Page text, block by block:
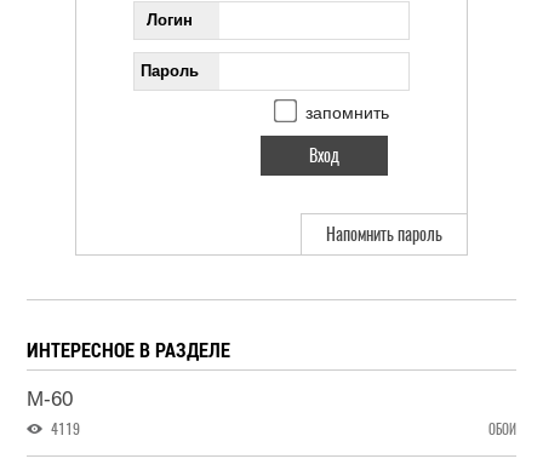
Логин
Пароль
запомнить
Напомнить пароль
ИНТЕРЕСНОЕ В РАЗДЕЛЕ
M-60
4119 ОБОИ